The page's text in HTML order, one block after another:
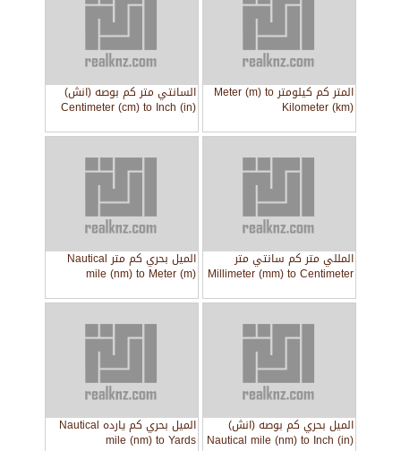
المتر كم كيلومتر Meter (m) to
Kilometer (km)
السانتي متر كم بوصه (انش)
Centimeter (cm) to Inch (in)
المللي متر كم سانتي متر
Millimeter (mm) to Centimeter
الميل بحري كم متر Nautical
mile (nm) to Meter (m)
الميل بحري كم بوصه (انش)
Nautical mile (nm) to Inch (in)
الميل بحري كم يارده Nautical
mile (nm) to Yards